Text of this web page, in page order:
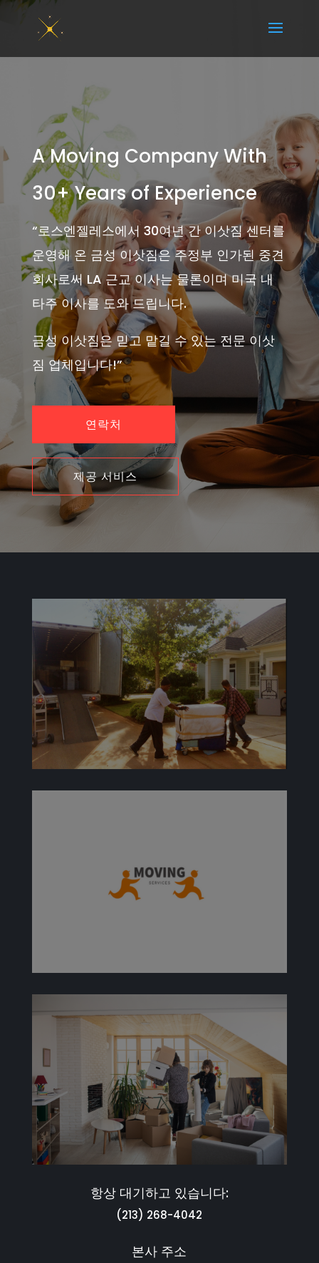
A Moving Company With
30+ Years of Experience
“로스엔젤레스에서 30여년 간 이삿짐 센터를
운영해 온 금성 이삿짐은 주정부 인가된 중견
회사로써 LA 근교 이사는 물론이며 미국 내
타주 이사를 도와 드립니다.
금성 이삿짐은 믿고 맡길 수 있는 전문 이삿
짐 업체입니다!”
연락처
제공 서비스
항상 대기하고 있습니다:
(213) 268-4042
본사 주소